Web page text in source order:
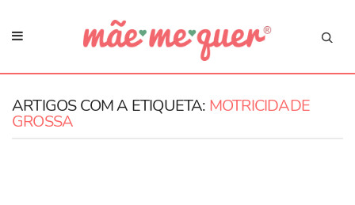
ARTIGOS COM A ETIQUETA: MOTRICIDADE
GROSSA